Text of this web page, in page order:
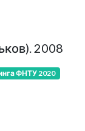
2008
ФНТУ 2020